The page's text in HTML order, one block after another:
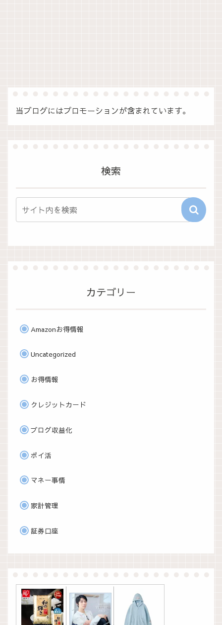
当ブログにはプロモーションが含まれています。
検索
カテゴリー
Amazonお得情報
Uncategorized
お得情報
クレジットカード
ブログ収益化
ポイ活
マネー事情
家計管理
証券口座